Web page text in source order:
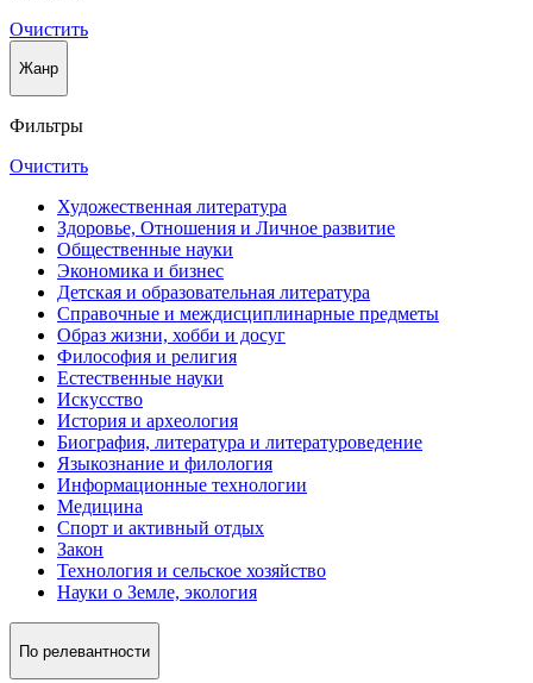
Очистить
Жанр
Фильтры
Очистить
Художественная литература
Здоровье, Отношения и Личное развитие
Общественные науки
Экономика и бизнес
Детская и образовательная литература
Справочные и междисциплинарные предметы
Образ жизни, хобби и досуг
Философия и религия
Естественные науки
Искусство
История и археология
Биография, литература и литературоведение
Языкознание и филология
Информационные технологии
Медицина
Спорт и активный oтдых
Закон
Технология и сельское хозяйство
Науки о Земле, экология
По релевантности